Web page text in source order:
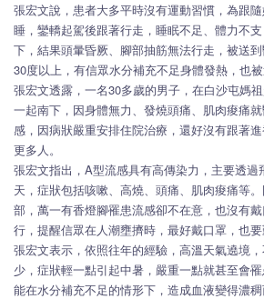
張宏文說，患者大多平時沒有運動習慣，為跟
睡，鑾轎起駕後跟著行走，睡眠不足、體力不
下，結果頭暈昏厥、腳部抽筋無法行走，被送
30度以上，有信眾水分補充不足身體發熱，也被
張宏文透露，一名30多歲的男子，在白沙屯媽
一起南下，因身體無力、發燒頭痛、肌肉痠痛
感，因病狀嚴重安排住院治療，還好沒有跟著
更多人。
張宏文指出，A型流感具有高傳染力，主要透過
天，症狀包括咳嗽、高燒、頭痛、肌肉痠痛等
部，萬一有香燈腳罹患流感卻不在意，也沒有
行，提醒信眾在人潮壅擠時，最好戴口罩，也要
張宏文表示，依照往年的經驗，高溫天氣遶境
少，症狀輕一點引起中暑，嚴重一點就甚至會
能在水分補充不足的情形下，造成血液變得濃